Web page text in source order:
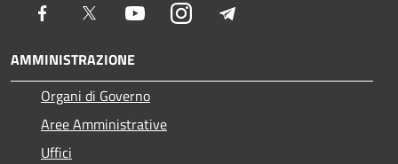
Facebook Twitter YoutubeInstagram
AMMINISTRAZIONE
Organi di Governo
Aree Amministrative
Uffici